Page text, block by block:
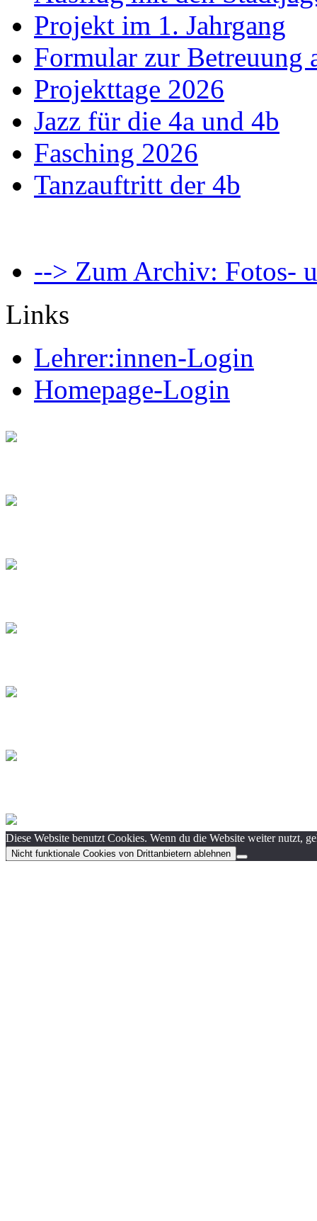
Projekt im 1. Jahrgang
Formular zur Betreuung
Projekttage 2026
Jazz für die 4a und 4b
Fasching 2026
Tanzauftritt der 4b
--> Zum Archiv: Fotos-
Links
Lehrer:innen-Login
Homepage-Login
Diese Website benutzt Cookies. Wenn du die Website weiter nutzt,
Nicht funktionale Cookies von Drittanbietern ablehnen